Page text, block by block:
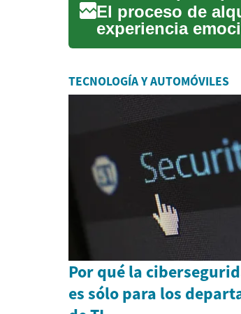
El proceso de
experiencia
sea que busqu...
TECNOLOGÍA Y AUTOMÓVILES
Por qué la
es sólo para los